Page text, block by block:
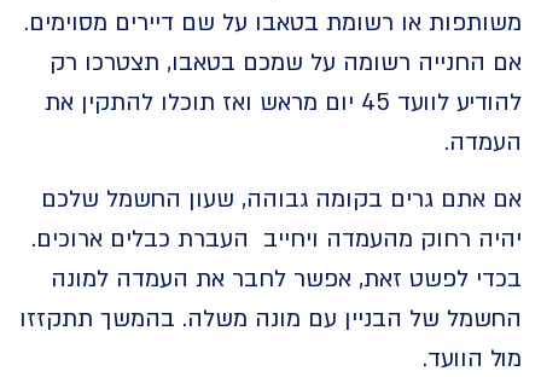
או רשומת בטאבו על שם דיירים מסוימים.
רשומה על שמכם בטאבו, תצטרכו רק
להודיע לוועד 45 יום מראש ואז תוכלו להתקין את
גרים בקומה גבוהה, שעון החשמל שלכם
רחוק מהעמדה ויחייב העברת כבלים ארוכים.
לפשט זאת, אפשר לחבר את העמדה למונה
של הבניין עם מונה משלה. בהמשך תתקזזו
הוועד.